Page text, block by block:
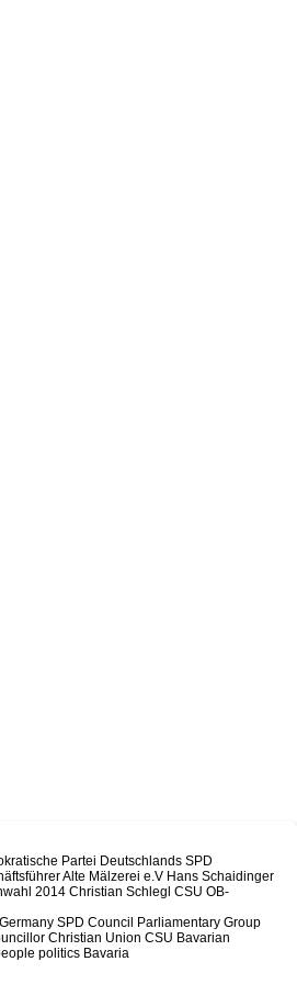
Partei Deutschlands SPD
Alte Mälzerei e.V Hans Schaidinger
2014 Christian Schlegl CSU OB-
SPD Council Parliamentary Group
Christian Union CSU Bavarian
politics Bavaria